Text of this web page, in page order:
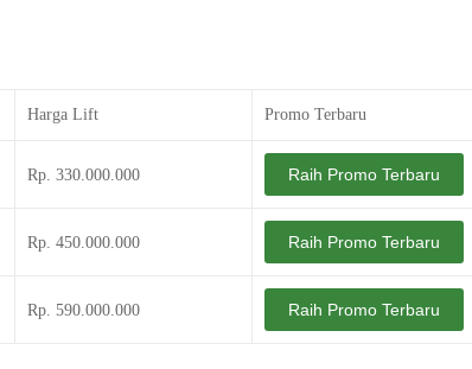
Harga Lift Promo Terbaru
Rp. 330.000.000 Raih Promo Terbaru
Rp. 450.000.000 Raih Promo Terbaru
Rp. 590.000.000 Raih Promo Terbaru